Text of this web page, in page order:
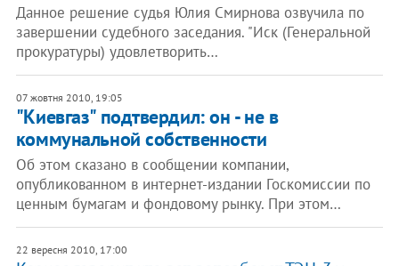
Данное решение судья Юлия Смирнова озвучила по
завершении судебного заседания. "Иск (Генеральной
прокуратуры) удовлетворить…
07 жовтня 2010, 19:05
"Киевгаз" подтвердил: он - не в
коммунальной собственности
Об этом сказано в сообщении компании,
опубликованном в интернет-издании Госкомиссии по
ценным бумагам и фондовому рынку. При этом…
22 вересня 2010, 17:00